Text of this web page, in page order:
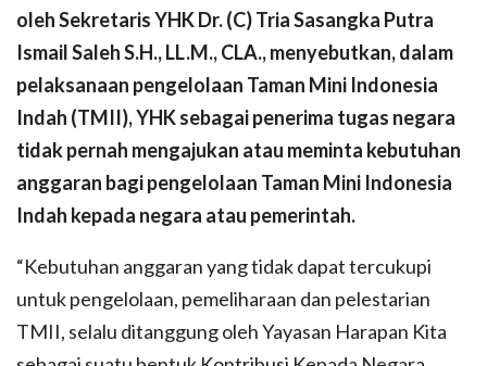
oleh Sekretaris YHK Dr. (C) Tria Sasangka Putra
Ismail Saleh S.H., LL.M., CLA., menyebutkan, dalam
pelaksanaan pengelolaan Taman Mini Indonesia
Indah (TMII), YHK sebagai penerima tugas negara
tidak pernah mengajukan atau meminta kebutuhan
anggaran bagi pengelolaan Taman Mini Indonesia
Indah kepada negara atau pemerintah.
“Kebutuhan anggaran yang tidak dapat tercukupi
untuk pengelolaan, pemeliharaan dan pelestarian
TMII, selalu ditanggung oleh Yayasan Harapan Kita